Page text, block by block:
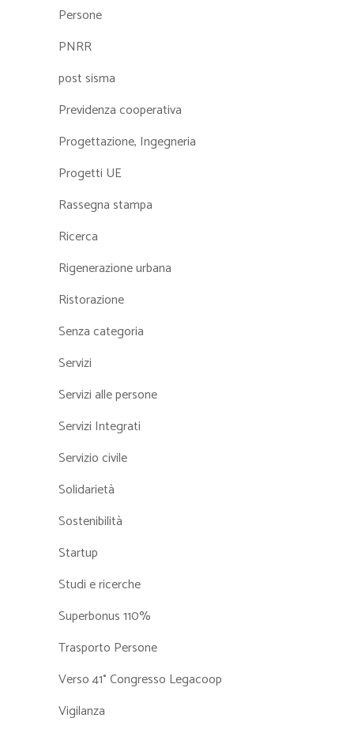
Persone
PNRR
post sisma
Previdenza cooperativa
Progettazione, Ingegneria
Progetti UE
Rassegna stampa
Ricerca
Rigenerazione urbana
Ristorazione
Senza categoria
Servizi
Servizi alle persone
Servizi Integrati
Servizio civile
Solidarietà
Sostenibilità
Startup
Studi e ricerche
Superbonus 110%
Trasporto Persone
Verso 41° Congresso Legacoop
Vigilanza